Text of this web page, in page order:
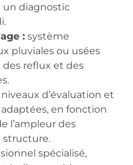
un diagnostic
: système
pluviales ou usées
reflux et des
d’évaluation et
en fonction
l’ampleur des
structure.
spécialisé,